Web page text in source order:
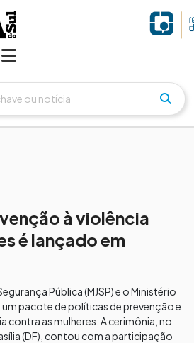
à violência
é lançado em
Pública (MJSP) e o Ministério
um pacote de políticas de prevenção e
contra as mulheres. A cerimônia, no
(DF), contou com a participação